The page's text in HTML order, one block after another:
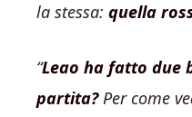
la stessa: quella
“Leao ha fatto due
partita?Per come